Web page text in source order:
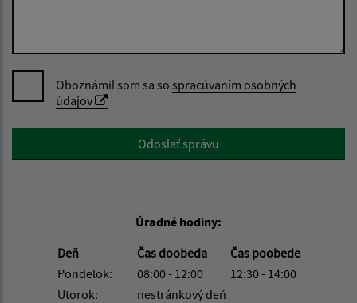
Oboznámil som sa so spracúvaním osobných
údajov
Google reCaptcha ResponseOdoslať správu
Úradné hodiny:
Deň
Čas doobeda
Čas poobede
Pondelok:
08:00 - 12:00
12:30 - 14:00
Utorok:
nestránkový deň